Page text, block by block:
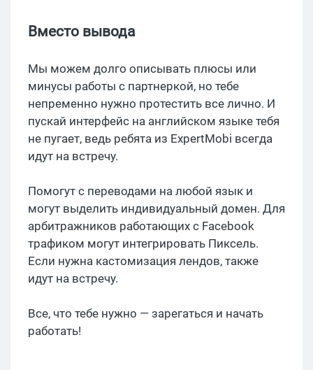
Вместо вывода
Мы можем долго описывать плюсы или
минусы работы с партнеркой, но тебе
непременно нужно протестить все лично. И
пускай интерфейс на английском языке тебя
не пугает, ведь ребята из ExpertMobi всегда
идут на встречу.
Помогут с переводами на любой язык и
могут выделить индивидуальный домен. Для
арбитражников работающих с Facebook
трафиком могут интегрировать Пиксель.
Если нужна кастомизация лендов, также
идут на встречу.
Все, что тебе нужно — зарегаться и начать
работать!